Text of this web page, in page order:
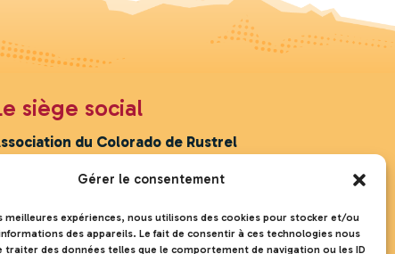
Gérer le consentement
meilleures expériences, nous utilisons des cookies pour stocker et/ou
des appareils. Le fait de consentir à ces technologies nous
traiter des données telles que le comportement de navigation ou les ID
siège social
du Colorado de Rustrel
Rustrel